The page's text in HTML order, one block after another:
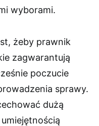
wyborami.
żeby prawnik
zagwarantują
poczucie
sprawy.
dużą